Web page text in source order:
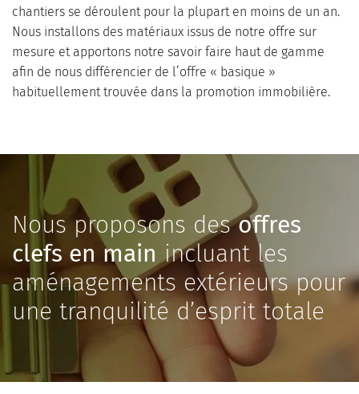
chantiers se déroulent pour la plupart en moins de un an.
Nous installons des matériaux issus de notre offre sur
mesure et apportons notre savoir faire haut de gamme
afin de nous différencier de l’offre « basique »
habituellement trouvée dans la promotion immobilière.
Nous proposons desoffres
clefs en main incluant les
aménagements extérieurs pour
une tranquilité d’esprit totale